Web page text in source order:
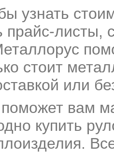
узнать
прайс-листы,
стоит
или
вам
купить